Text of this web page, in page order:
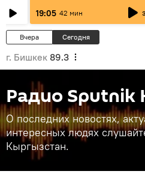
19:05 42 мин
Вчера Сегодня
г. Бишкек 89.3
Радио Sputnik
О последних новостях,
интересных людях
Кыргызстан.